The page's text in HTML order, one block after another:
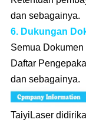
dan sebagainya.
6. Dukungan
Semua
Daftar
dan sebagainya.
TaiyiLaser